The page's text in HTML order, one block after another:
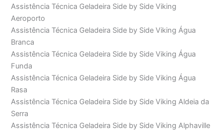
Assistência Técnica Geladeira Side by Side Viking
Aeroporto
Assistência Técnica Geladeira Side by Side Viking Água
Branca
Assistência Técnica Geladeira Side by Side Viking Água
Funda
Assistência Técnica Geladeira Side by Side Viking Água
Rasa
Assistência Técnica Geladeira Side by Side Viking Aldeia da
Serra
Assistência Técnica Geladeira Side by Side Viking Alphaville